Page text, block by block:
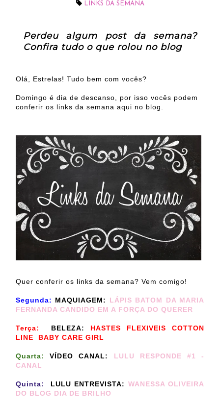
LINKS DA SEMANA
Perdeu algum post da semana?
Confira tudo o que rolou no blog
Olá, Estrelas! Tudo bem com vocês?
Domingo é dia de descanso, por isso vocês podem
conferir os links da semana aqui no blog.
Quer conferir os links da semana? Vem comigo!
Segunda: MAQUIAGEM: LÁPIS BATOM DA MARIA
FERNANDA CANDIDO EM A FORÇA DO QUERER
Terça: BELEZA:
HASTES FLEXIVEIS COTTON
LINE BABY CARE GIRL
Quarta: VÍDEO CANAL: LULU RESPONDE #1 -
CANAL
Quinta: LULU ENTREVISTA: WANESSA OLIVEIRA
DO BLOG DIA DE BRILHO